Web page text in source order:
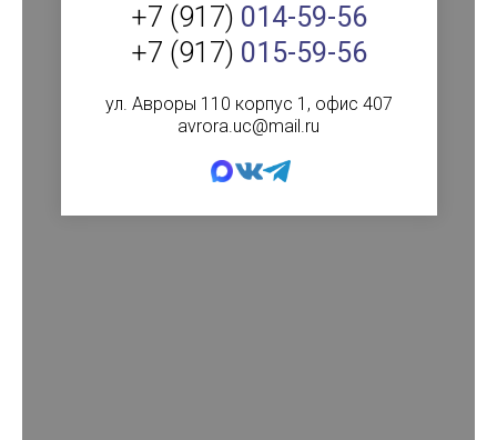
+7 (917) 014-59-56
+7 (917) 015-59-56
ул. Авроры 110 корпус 1, офис 407
avrora.uc@mail.ru